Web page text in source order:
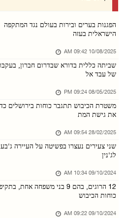
הארגון לשיתוף פעולה אסלאמי גינה
כוחות הכיבוש ממשיכים לחרוש אדמות
06/אוגוסט/2026 08:47 PM
פתוח: המתקפה על מחנה קלנדיה היא
כוחות הכיבוש פלשו למחנה עסכר
06/אוגוסט/2026 08:36 PM
מתנחלים גידרו אדמות נוספות בבקעת
06/אוגוסט/2026 08:28 PM
כוחות הכיבוש עצרו חמישה תושבים
הפגנות בערים ובירות בעולם נגד המתקפה
הישראלית בעזה
10/08/2025 09:42 AM
שביתה כללית בדורא שבדרום חברון,
של עבד אל
08/05/2025 09:24 PM
משטרת הכיבוש תתגבר כוחות בירושלים
את גישת המת
28/02/2025 09:54 AM
שני צעירים נעצרו בפשיטה על העיירה
לג'נין
09/10/2024 10:34 AM
12 הרוגים, בהם 9 בני משפחה אחת,
כוחות הכיבוש
09/10/2024 09:22 AM